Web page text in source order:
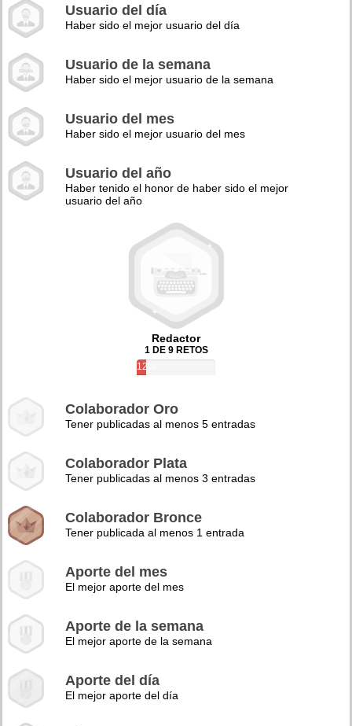
Usuario del día
Haber sido el mejor usuario del día
Usuario de la semana
Haber sido el mejor usuario de la semana
Usuario del mes
Haber sido el mejor usuario del mes
Usuario del año
Haber tenido el honor de haber sido el mejor
usuario del año
Redactor
1 DE 9 RETOS
12%
Colaborador Oro
Tener publicadas al menos 5 entradas
Colaborador Plata
Tener publicadas al menos 3 entradas
Colaborador Bronce
Tener publicada al menos 1 entrada
Aporte del mes
El mejor aporte del mes
Aporte de la semana
El mejor aporte de la semana
Aporte del día
El mejor aporte del día